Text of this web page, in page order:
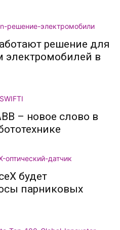
решение для
электромобилей в
– новое слово в
будет
парниковых